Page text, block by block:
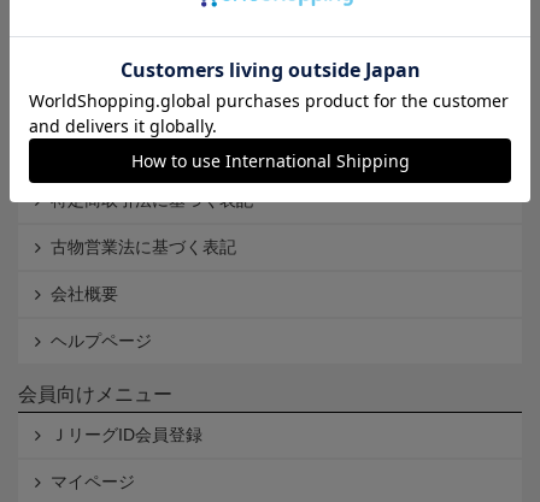
Ｊリーグオンラインストアとは
個人情報保護方針
Cookieポリシー
特定商取引法に基づく表記
古物営業法に基づく表記
会社概要
ヘルプページ
会員向けメニュー
ＪリーグID会員登録
マイページ